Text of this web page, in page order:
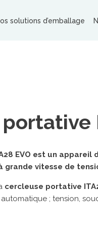
solutions d’emballage
EVO est un
vitesse de
cercleuse portative
; tension,
PARTENAIRES
Transpak HSM